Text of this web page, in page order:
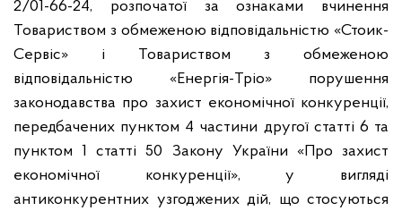
2/01-66-24, розпочатої за ознаками вчинення
Товариством з обмеженою відповідальністю «Стоик-
Сервіс» і Товариством з обмеженою
відповідальністю «Енергія-Тріо» порушення
законодавства про захист економічної конкуренції,
передбачених пунктом 4 частини другої статті 6 та
пунктом 1 статті 50 Закону України «Про захист
економічної конкуренції», у вигляді
антиконкурентних узгоджених дій, що стосуються